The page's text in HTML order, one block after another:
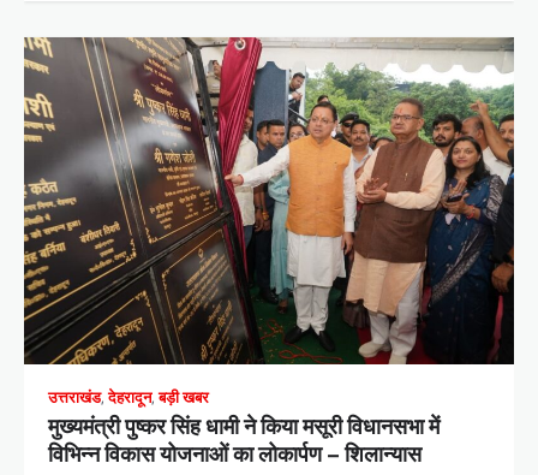
उत्तराखंड,देहरादून,बड़ी खबर
मुख्यमंत्री पुष्कर सिंह धामी ने किया मसूरी विधानसभा में
विभिन्न विकास योजनाओं का लोकार्पण – शिलान्यास